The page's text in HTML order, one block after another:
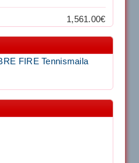
1,561.00€
FIRE Tennismaila